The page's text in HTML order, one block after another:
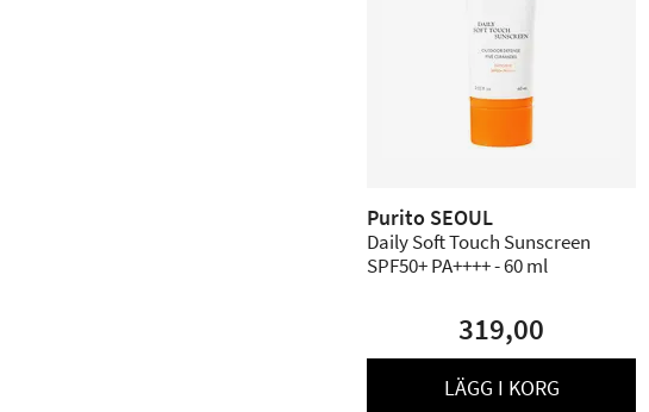
Purito SEOUL
Daily Soft Touch Sunscreen
SPF50+ PA++++ - 60 ml
319,00
LÄGG I KORG